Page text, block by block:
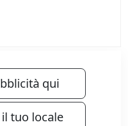
qui
tuo locale